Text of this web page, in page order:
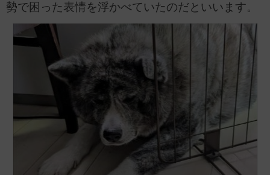
勢で困った表情を浮かべていたのだといいます。